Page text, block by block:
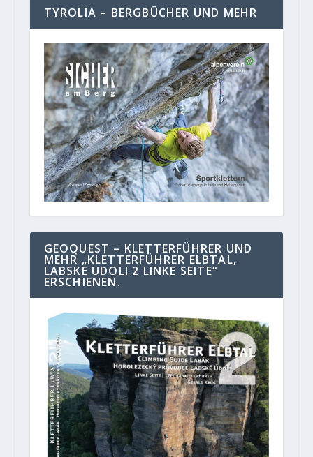
TYROLIA – BERGBÜCHER UND MEHR
GEOQUEST – KLETTERFÜHRER UND
MEHR „KLETTERFÜHRER ELBTAL,
LABSKE UDOLI 2 LINKE SEITE“
ERSCHIENEN.